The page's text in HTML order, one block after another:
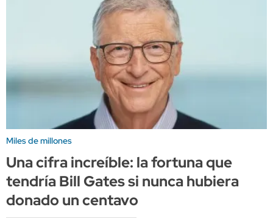
Miles de millones
Una cifra increíble: la fortuna que
tendría Bill Gates si nunca hubiera
donado un centavo